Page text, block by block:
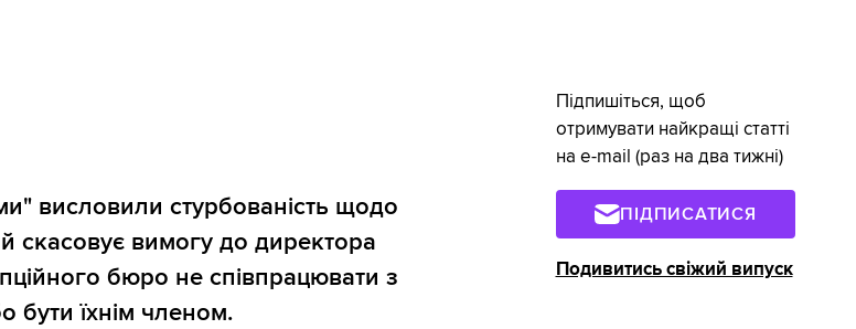
висловили стурбованість щодо
скасовує вимогу до директора
бюро не співпрацювати з
бути їхнім членом.
Підпишіться, щоб
отримувати найкращі статті
на e-mail (раз на два тижні)
ПІДПИСАТИСЯ
Подивитись свіжий випуск